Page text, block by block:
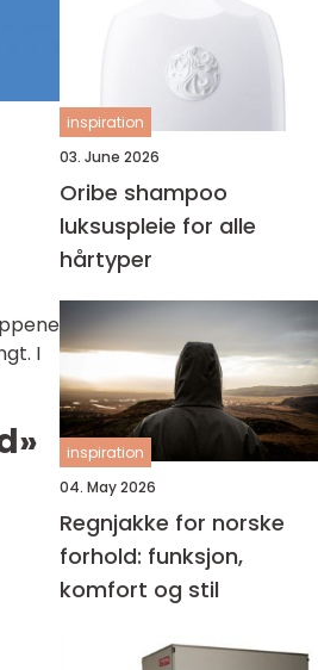
I
inspiration
03. June 2026
Oribe shampoo
luksuspleie for alle
hårtyper
inspiration
04. May 2026
Regnjakke for norske
forhold: funksjon,
komfort og stil